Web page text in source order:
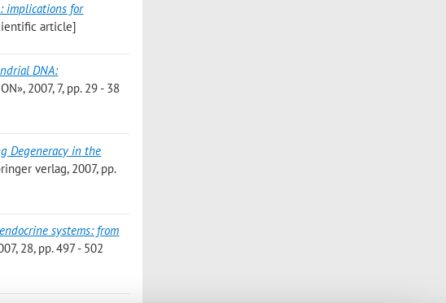
implications for
article]
DNA:
2007, 7, pp. 29 - 38
Degeneracy in the
verlag, 2007, pp.
systems: from
28, pp. 497 - 502